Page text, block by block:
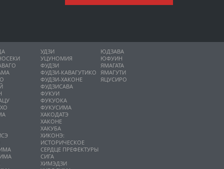
УДЗИ
УЦУНОМИЯ
ФУДЗИ
ФУДЗИ-КАВАГУТИКО
ФУДЗИ-ХАКОНЕ
ФУДЗИСАВА
ФУКУИ
ФУКУОКА
ФУКУСИМА
ХАКОДАТЭ
ХАКОНЕ
ХАКУБА
ХИКОНЭ:
ИСТОРИЧЕСКОЕ
СЕРДЦЕ ПРЕФЕКТУРЫ
СИГА
ХИМЭДЗИ
ЮДЗАВА
ЮФУИН
ЯМАГАТА
ЯМАГУТИ
ЯЦУСИРО